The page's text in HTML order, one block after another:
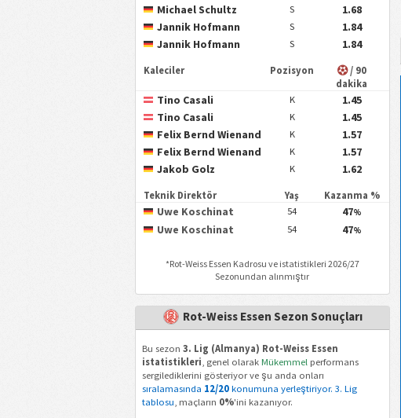
Michael Schultz
S
1.68
Jannik Hofmann
S
1.84
Jannik Hofmann
S 1.84
Kaleciler Pozisyon
/ 90
dakika
Tino Casali K
1.45
Tino Casali
K
1.45
Felix Bernd Wienand
K
1.57
Felix Bernd Wienand
K
1.57
Jakob Golz
K 1.62
Teknik Direktör Yaş Kazanma %
Uwe Koschinat 54 47%
Uwe Koschinat 54 47%
*Rot-Weiss Essen Kadrosu ve istatistikleri 2026/27
Sezonundan alınmıştır
Rot-Weiss Essen Sezon Sonuçları
Bu sezon 3. Lig (Almanya) Rot-Weiss Essen
istatistikleri , genel olarak Mükemmel performans
sergilediklerini gösteriyor ve şu anda onları
sıralamasında 12/20konumuna yerleştiriyor. 3. Lig
tablosu , maçların 0%'ini kazanıyor.